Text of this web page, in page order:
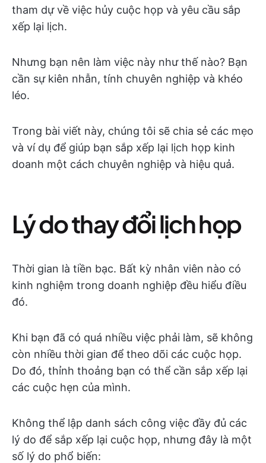
tham dự về việc hủy cuộc họp và yêu cầu sắp
xếp lại lịch.
Nhưng bạn nên làm việc này như thế nào? Bạn
cần sự kiên nhẫn, tính chuyên nghiệp và khéo
léo.
Trong bài viết này, chúng tôi sẽ chia sẻ các mẹo
và ví dụ để giúp bạn sắp xếp lại lịch họp kinh
doanh một cách chuyên nghiệp và hiệu quả.
Lý do thay đổi lịch họp
Thời gian là tiền bạc. Bất kỳ nhân viên nào có
kinh nghiệm trong doanh nghiệp đều hiểu điều
đó.
Khi bạn đã có quá nhiều việc phải làm, sẽ không
còn nhiều thời gian để theo dõi các cuộc họp.
Do đó, thỉnh thoảng bạn có thể cần sắp xếp lại
các cuộc hẹn của mình.
Không thể lập danh sách công việc đầy đủ các
lý do để sắp xếp lại cuộc họp, nhưng đây là một
số lý do phổ biến: